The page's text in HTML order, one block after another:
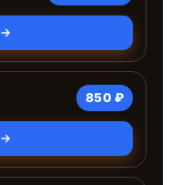
850 ₽